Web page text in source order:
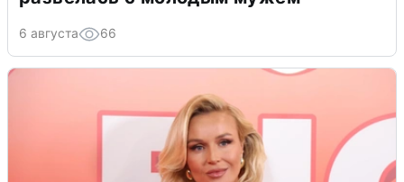
6 августа 66